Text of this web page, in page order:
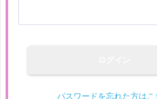
パスワードを忘れた方はこ